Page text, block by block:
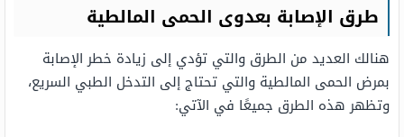
طرق الإصابة بعدوى الحمى المالطية
هنالك العديد من الطرق والتي تؤدي إلى زيادة خطر الإصابة
بمرض الحمى المالطية والتي تحتاج إلى التدخل الطبي السريع،
وتظهر هذه الطرق جميعًا في الآتي: